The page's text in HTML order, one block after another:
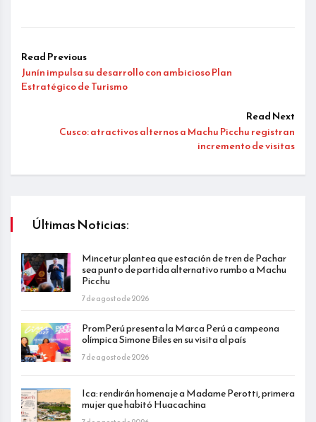
Read Previous
Junín impulsa su desarrollo con ambicioso Plan
Estratégico de Turismo
Read Next
Cusco: atractivos alternos a Machu Picchu registran
incremento de visitas
Últimas Noticias:
Mincetur plantea que estación de tren de Pachar
sea punto de partida alternativo rumbo a Machu
Picchu
7 de agosto de 2026
PromPerú presenta la Marca Perú a campeona
olímpica Simone Biles en su visita al país
7 de agosto de 2026
Ica: rendirán homenaje a Madame Perotti, primera
mujer que habitó Huacachina